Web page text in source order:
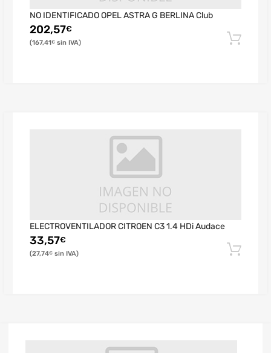
NO IDENTIFICADO OPEL ASTRA G BERLINA Club
202,57€
167,41€
ELECTROVENTILADOR CITROEN C3 1.4 HDi Audace
33,57€
27,74€